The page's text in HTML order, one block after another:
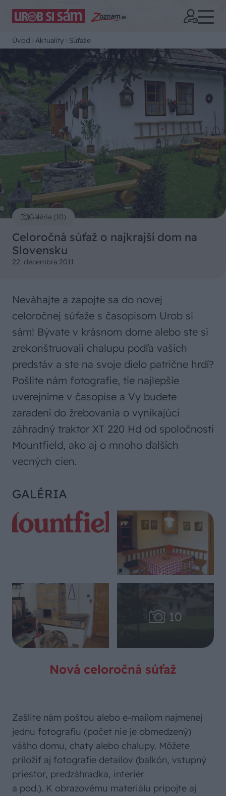
Úvod Aktuality Súťaže
Galéria (10)
Celoročná súťaž o najkrajší dom na
Slovensku
22. decembra 2011
Neváhajte a zapojte sa do novej
celoročnej súťaže s časopisom Urob si
sám! Bývate v krásnom dome alebo ste si
zrekonštruovali chalupu podľa vašich
predstáv a ste na svoje dielo patrične hrdí?
Pošlite nám fotografie, tie najlepšie
uverejníme v časopise a Vy budete
zaradení do žrebovania o vynikajúci
záhradný traktor XT 220 Hd od spoločnosti
Mountfield, ako aj o mnoho ďalších
vecných cien.
GALÉRIA
Nová celoročná súťaž
Zašlite nám poštou alebo e-mailom najmenej
jednu fotografiu (počet nie je obmedzený)
vášho domu, chaty alebo chalupy. Môžete
priložiť aj fotografie detailov (balkón, vstupný
priestor, predzáhradka, interiér
a pod.). K obrazovému materiálu pripojte aj